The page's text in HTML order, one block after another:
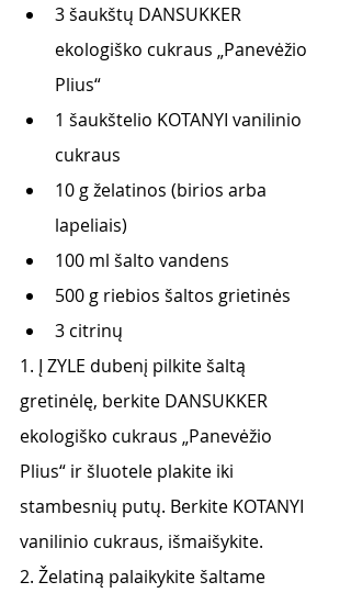
3 šaukštų DANSUKKER
ekologiško cukraus „Panevėžio
Plius“
1 šaukštelio KOTANYI vanilinio
cukraus
10 g želatinos (birios arba
lapeliais)
100 ml šalto vandens
500 g riebios šaltos grietinės
3 citrinų
1. Į ZYLE dubenį pilkite šaltą
gretinėlę, berkite DANSUKKER
ekologiško cukraus „Panevėžio
Plius“ ir šluotele plakite iki
stambesnių putų. Berkite KOTANYI
vanilinio cukraus, išmaišykite.
2. Želatiną palaikykite šaltame